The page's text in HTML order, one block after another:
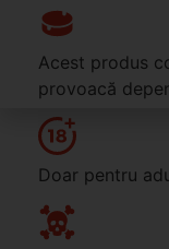
Acest produs
provoacă
Doar pentru